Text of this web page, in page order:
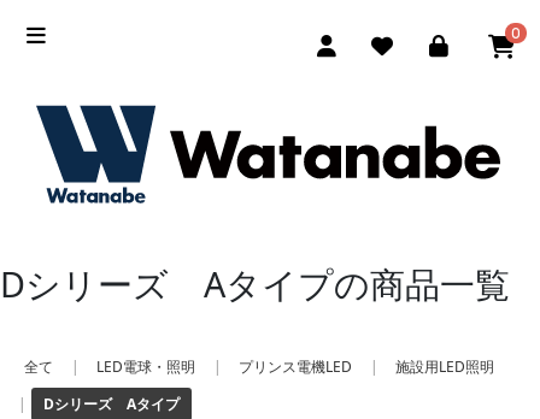
0
Dシリーズ Aタイプの商品一覧
全て | LED電球・照明 | プリンス電機LED |
施設用LED照明
|
Dシリーズ Aタイプ